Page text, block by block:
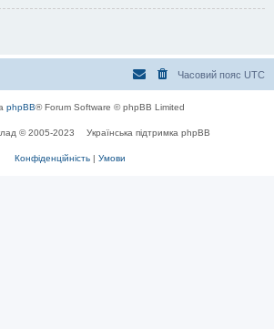
Часовий пояс UTC
phpBB® Forum Software © phpBB Limited
© 2005-2023 Українська підтримка phpBB
Конфіденційність | Умови